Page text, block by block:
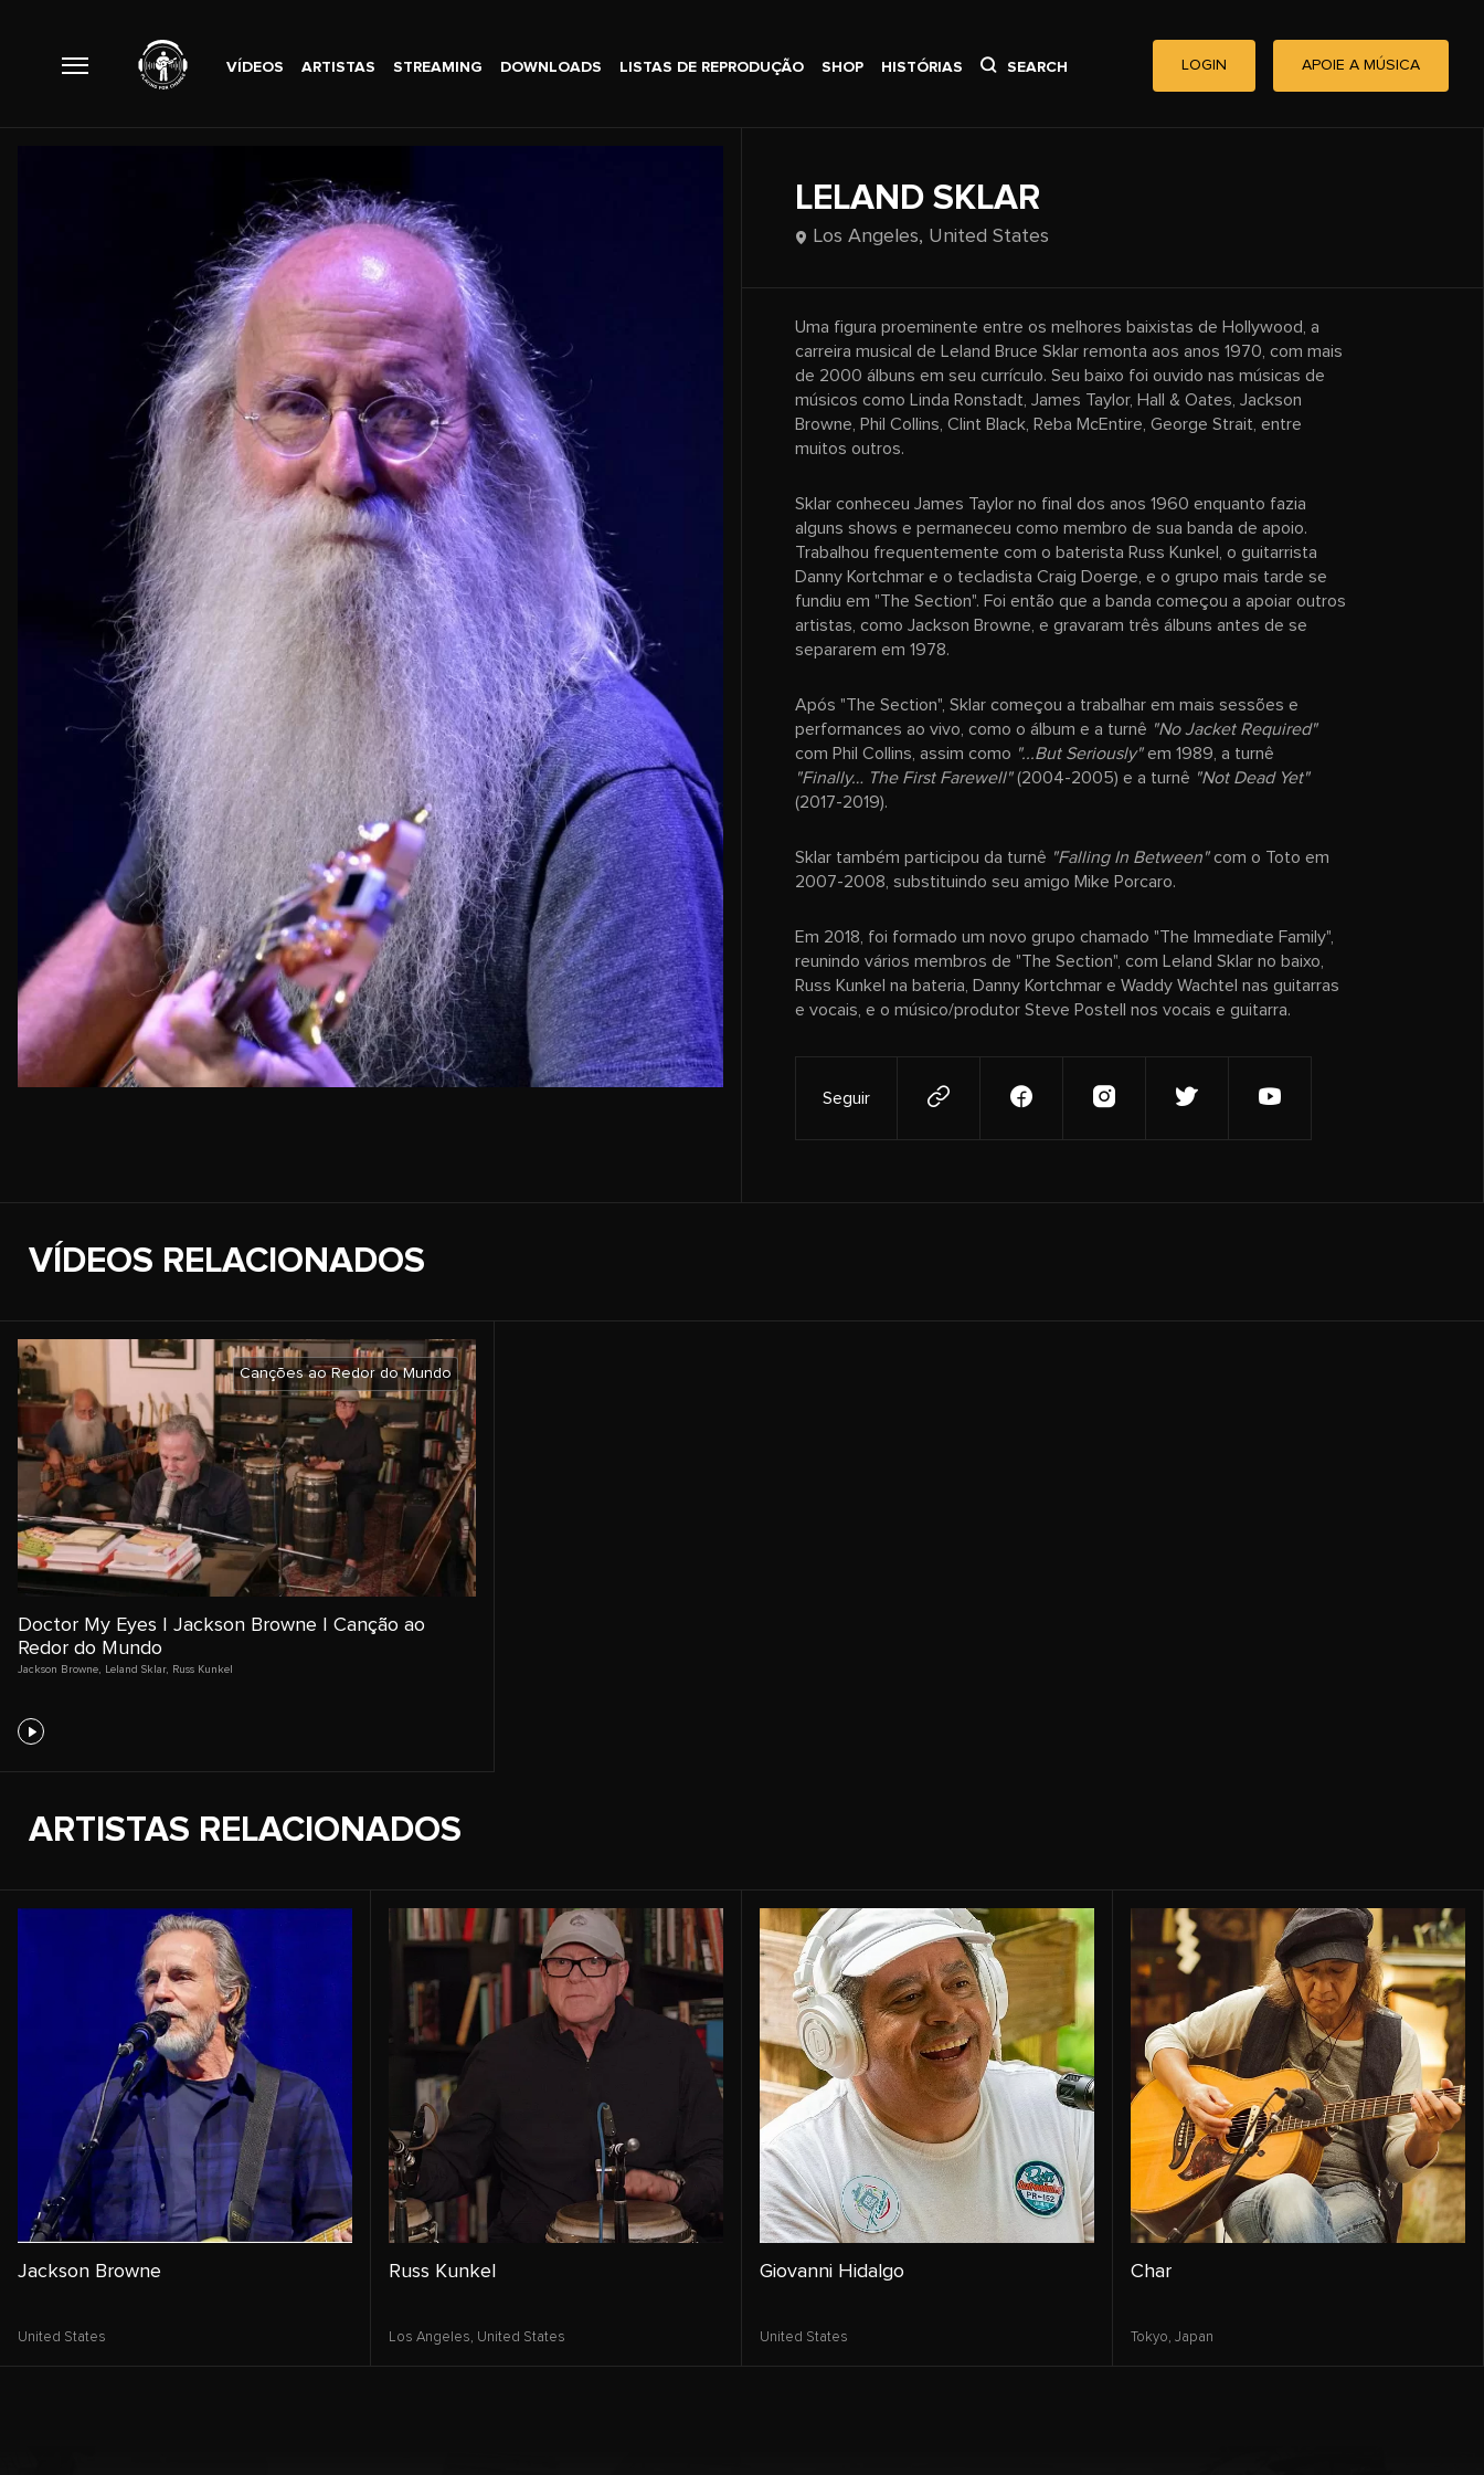
VÍDEOS ARTISTAS STREAMING DOWNLOADS LISTAS DE REPRODUÇÃO SHOP HISTÓRIAS SEARCH LOGIN APOIE A MÚSICA
LELAND SKLAR
Los Angeles, United States
Uma figura proeminente entre os melhores baixistas de Hollywood, a
carreira musical de Leland Bruce Sklar remonta aos anos 1970, com mais
de 2000 álbuns em seu currículo. Seu baixo foi ouvido nas músicas de
músicos como Linda Ronstadt, James Taylor, Hall & Oates, Jackson
Browne, Phil Collins, Clint Black, Reba McEntire, George Strait, entre
muitos outros.
Sklar conheceu James Taylor no final dos anos 1960 enquanto fazia
alguns shows e permaneceu como membro de sua banda de apoio.
Trabalhou frequentemente com o baterista Russ Kunkel, o guitarrista
Danny Kortchmar e o tecladista Craig Doerge, e o grupo mais tarde se
fundiu em "The Section". Foi então que a banda começou a apoiar outros
artistas, como Jackson Browne, e gravaram três álbuns antes de se
separarem em 1978.
Após "The Section", Sklar começou a trabalhar em mais sessões e
performances ao vivo, como o álbum e a turnê "No Jacket Required"
com Phil Collins, assim como "...But Seriously"em 1989, a turnê
"Finally… The First Farewell"(2004-2005) e a turnê "Not Dead Yet"
(2017-2019).
Sklar também participou da turnê "Falling In Between"com o Toto em
2007-2008, substituindo seu amigo Mike Porcaro.
Em 2018, foi formado um novo grupo chamado "The Immediate Family",
reunindo vários membros de "The Section", com Leland Sklar no baixo,
Russ Kunkel na bateria, Danny Kortchmar e Waddy Wachtel nas guitarras
e vocais, e o músico/produtor Steve Postell nos vocais e guitarra.
Seguir
VÍDEOS RELACIONADOS
Canções ao Redor do Mundo
Doctor My Eyes | Jackson Browne | Canção ao
Redor do Mundo
Jackson Browne, Leland Sklar, Russ Kunkel
ARTISTAS RELACIONADOS
Jackson Browne
United States
Russ Kunkel
Los Angeles, United States
Giovanni Hidalgo
United States
Char
Tokyo, Japan